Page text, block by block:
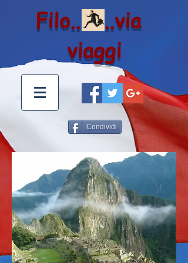
Filo.. ..via
viaggi
Condividi